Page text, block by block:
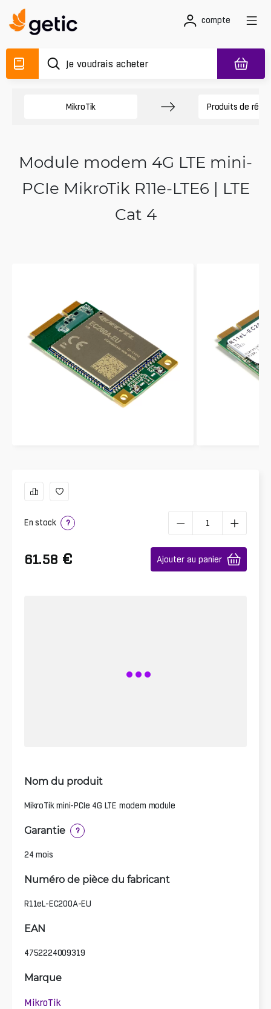
compte
MikroTik Produits de
Module modem 4G LTE mini-
PCIe MikroTik R11e-LTE6 | LTE
Cat 4
En stock ?
61.58 € Ajouter au panier
Nom du produit
MikroTik mini-PCIe 4G LTE modem module
Garantie ?
24 mois
Numéro de pièce du fabricant
R11eL-EC200A-EU
EAN
4752224009319
Marque
MikroTik